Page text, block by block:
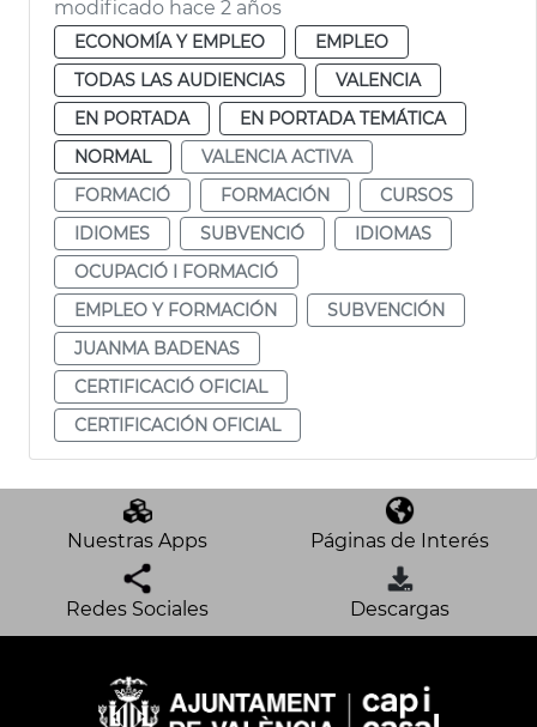
modificado hace 2 años
ECONOMÍA Y EMPLEO
EMPLEO
TODAS LAS AUDIENCIAS
VALENCIA
EN PORTADA
EN PORTADA TEMÁTICA
NORMAL
VALENCIA ACTIVA
FORMACIÓ
FORMACIÓN
CURSOS
IDIOMES
SUBVENCIÓ
IDIOMAS
OCUPACIÓ I FORMACIÓ
EMPLEO Y FORMACIÓN
SUBVENCIÓN
JUANMA BADENAS
CERTIFICACIÓ OFICIAL
CERTIFICACIÓN OFICIAL
Nuestras Apps Páginas de Interés
Redes Sociales Descargas